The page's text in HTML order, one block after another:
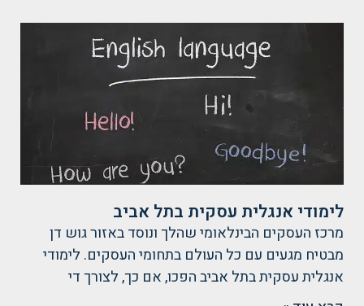
לימודי אנגלית עסקית בתל אביב
מרכז העסקים הבינלאומי שהלך ונוסד באזור גוש דן
מבטיח מגעים עם כל העולם בתחומי העסקים. לימודי
אנגלית עסקית בתל אביב הפכו, אם כך, לצורך די